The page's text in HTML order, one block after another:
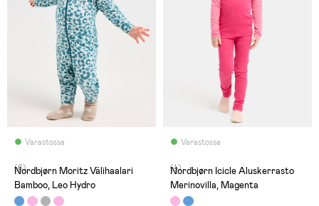
Varastossa
(6)
Nordbjørn Moritz Välihaalari
Bamboo, Leo Hydro
Varastossa
(4)
Nordbjørn Icicle Aluskerrasto
Merinovilla, Magenta